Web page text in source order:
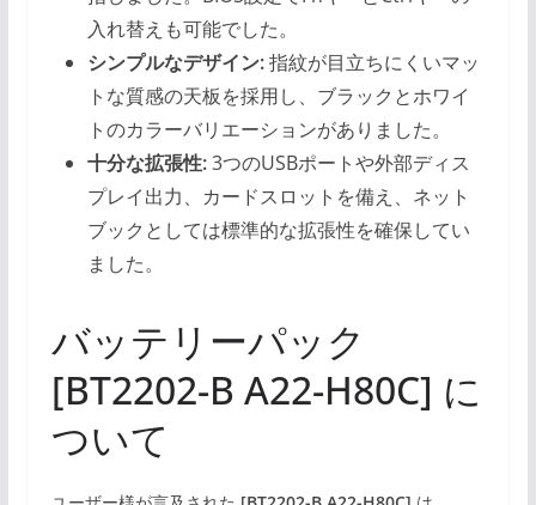
入れ替えも可能でした。
シンプルなデザイン:指紋が目立ちにくいマッ
トな質感の天板を採用し、ブラックとホワイ
トのカラーバリエーションがありました。
十分な拡張性:3つのUSBポートや外部ディス
プレイ出力、カードスロットを備え、ネット
ブックとしては標準的な拡張性を確保してい
ました。
バッテリーパック
[BT2202-B A22-H80C] に
ついて